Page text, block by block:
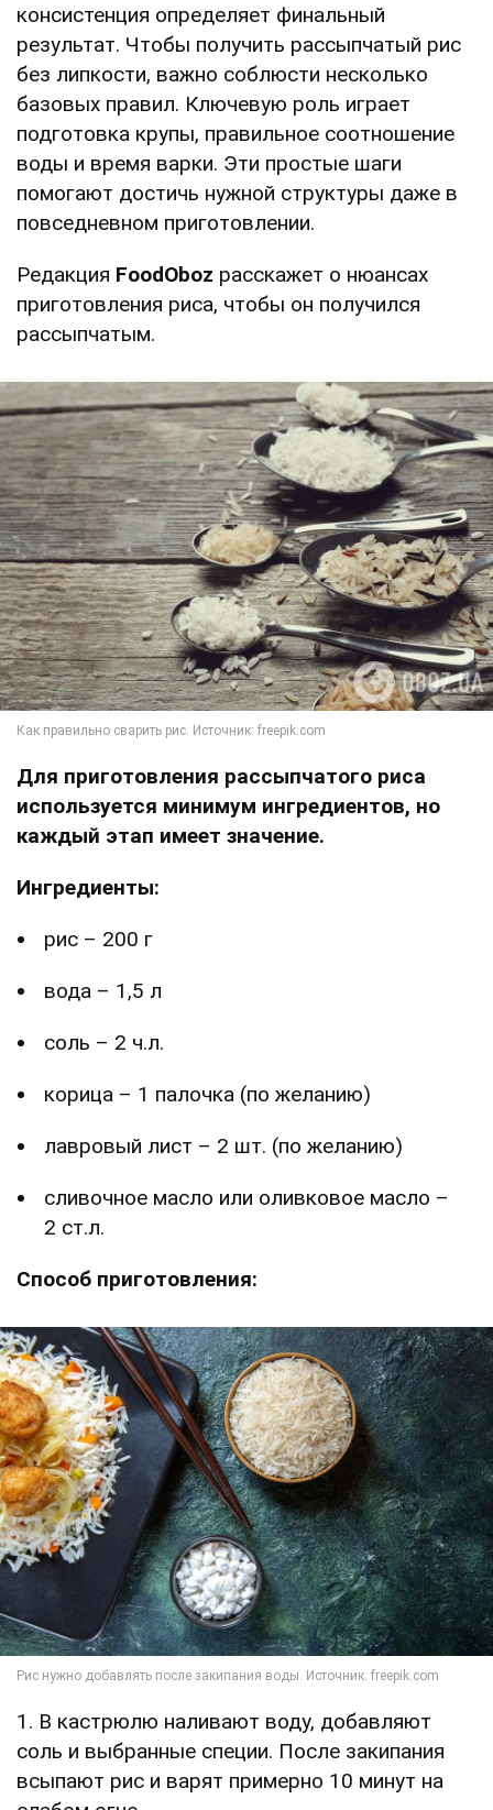
консистенция определяет финальный
результат. Чтобы получить рассыпчатый рис
без липкости, важно соблюсти несколько
базовых правил. Ключевую роль играет
подготовка крупы, правильное соотношение
воды и время варки. Эти простые шаги
помогают достичь нужной структуры даже в
повседневном приготовлении.
Редакция FoodOboz расскажет о нюансах
приготовления риса, чтобы он получился
рассыпчатым.
Для приготовления рассыпчатого риса
используется минимум ингредиентов, но
каждый этап имеет значение.
Ингредиенты:
рис – 200 г
вода – 1,5 л
соль – 2 ч.л.
корица – 1 палочка (по желанию)
лавровый лист – 2 шт. (по желанию)
сливочное масло или оливковое масло –
2 ст.л.
Способ приготовления:
1. В кастрюлю наливают воду, добавляют
соль и выбранные специи. После закипания
всыпают рис и варят примерно 10 минут на